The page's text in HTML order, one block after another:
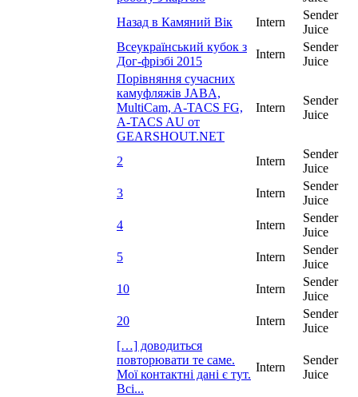
Назад в Камяний Вік
Intern
Sender
Juice
Всеукраїнський кубок з
Дог-фрізбі 2015
Intern
Sender
Juice
Порівняння сучасних
камуфляжів JABA,
MultiCam, A-TACS FG,
A-TACS AU от
GEARSHOUT.NET
Intern
Sender
Juice
2 Intern
Sender
Juice
3
Intern
Sender
Juice
4
Intern
Sender
Juice
5
Intern
Sender
Juice
10
Intern
Sender
Juice
20
Intern
Sender
Juice
[…] доводиться
повторювати те саме.
Мої контактні дані є тут.
Всі...
Intern
Sender
Juice